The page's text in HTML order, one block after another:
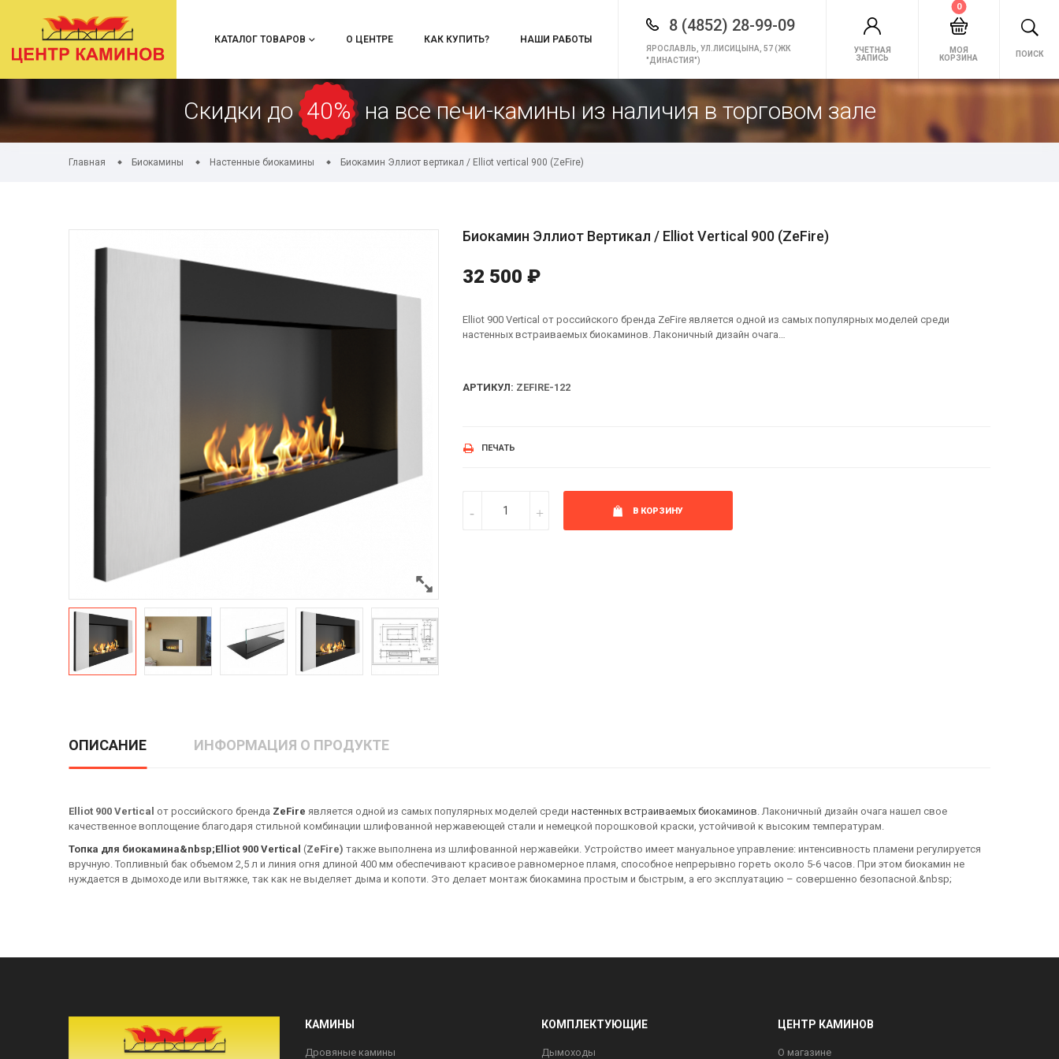
КАТАЛОГ ТОВАРОВ О ЦЕНТРЕ КАК КУПИТЬ? НАШИ РАБОТЫ
8 (4852) 28-99-09
ЯРОСЛАВЛЬ, УЛ.ЛИСИЦЫНА, 57 (ЖК
"ДИНАСТИЯ")
УЧЕТНАЯ
ЗАПИСЬ
МОЯ
КОРЗИНА
0
ПОИСК
Скидки до 40% на все печи-камины из наличия в торговом зале
Главная Биокамины Настенные биокамины Биокамин Эллиот вертикал / Elliot vertical 900 (ZeFire)
Биокамин Эллиот Вертикал / Elliot Vertical 900 (ZeFire)
32 500 ₽
Elliot 900 Vertical от российского бренда ZeFire является одной из самых популярных моделей среди
настенных встраиваемых биокаминов. Лаконичный дизайн очага…
АРТИКУЛ: ZEFIRE-122
ПЕЧАТЬ
В КОРЗИНУ
ОПИСАНИЕ ИНФОРМАЦИЯ О ПРОДУКТЕ
Elliot 900 Vertical от российского бренда ZeFire является одной из самых популярных моделей среди настенных встраиваемых биокаминов. Лаконичный дизайн очага нашел свое
качественное воплощение благодаря стильной комбинации шлифованной нержавеющей стали и немецкой порошковой краски, устойчивой к высоким температурам.
Топка для биокамина&nbsp;Elliot 900 Vertical (ZeFire) также выполнена из шлифованной нержавейки. Устройство имеет мануальное управление: интенсивность пламени регулируется
вручную. Топливный бак объемом 2,5 л и линия огня длиной 400 мм обеспечивают красивое равномерное пламя, способное непрерывно гореть около 5-6 часов. При этом биокамин не
нуждается в дымоходе или вытяжке, так как не выделяет дыма и копоти. Это делает монтаж биокамина простым и быстрым, а его эксплуатацию – совершенно безопасной.&nbsp;
КАМИНЫ
Дровяные камины
КОМПЛЕКТУЮЩИЕ
Дымоходы
ЦЕНТР КАМИНОВ
О магазине